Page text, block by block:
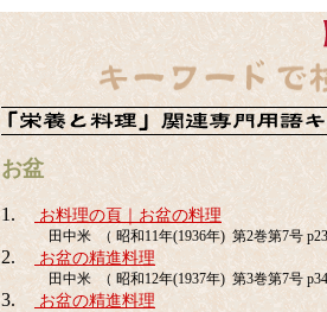
お盆
1. お料理の頁｜お盆の料理
田中米 （ 昭和11年(1936年) 第2巻第7号
2. お盆の精進料理
田中米 （ 昭和12年(1937年) 第3巻第7号
3. お盆の精進料理